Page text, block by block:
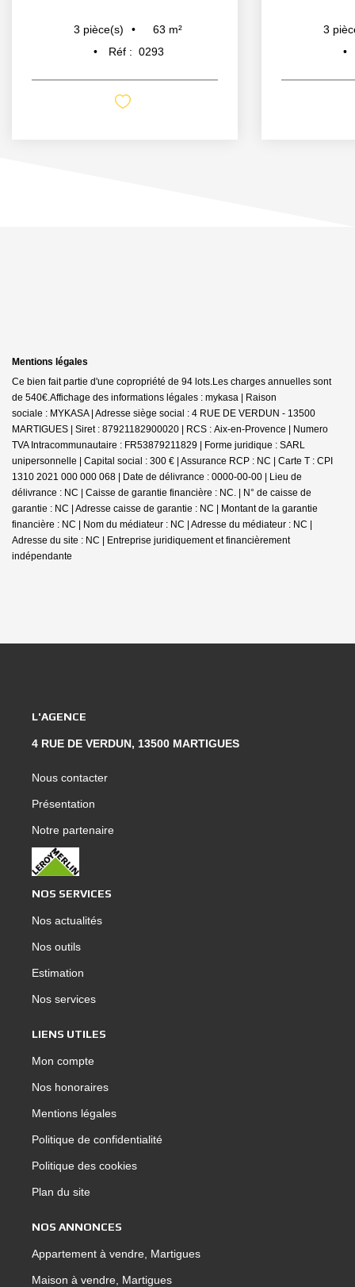
3 pièce(s) 63 m²
Réf : 0293
3
Mentions légales
Ce bien fait partie d'une copropriété de 94 lots.Les charges annuelles sont
de 540€.Affichage des informations légales : mykasa | Raison
sociale : MYKASA | Adresse siège social : 4 RUE DE VERDUN - 13500
MARTIGUES | Siret : 87921182900020 | RCS : Aix-en-Provence | Numero
TVA Intracommunautaire : FR53879211829 | Forme juridique : SARL
unipersonnelle | Capital social : 300 € | Assurance RCP : NC | Carte T : CPI
1310 2021 000 000 068 | Date de délivrance : 0000-00-00 | Lieu de
délivrance : NC | Caisse de garantie financière : NC. | N° de caisse de
garantie : NC | Adresse caisse de garantie : NC | Montant de la garantie
financière : NC | Nom du médiateur : NC | Adresse du médiateur : NC |
Adresse du site : NC | Entreprise juridiquement et financièrement
indépendante
L'AGENCE
4 RUE DE VERDUN, 13500 MARTIGUES
Nous contacter
Présentation
Notre partenaire
NOS SERVICES
Nos actualités
Nos outils
Estimation
Nos services
LIENS UTILES
Mon compte
Nos honoraires
Mentions légales
Politique de confidentialité
Politique des cookies
Plan du site
NOS ANNONCES
Appartement à vendre, Martigues
Maison à vendre, Martigues